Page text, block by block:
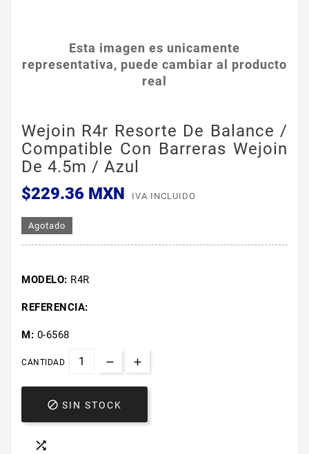
Esta imagen es unicamente
representativa, puede cambiar al producto
real
Wejoin R4r Resorte De Balance /
Compatible Con Barreras Wejoin
De 4.5m / Azul
$229.36 MXN
IVA INCLUIDO
Agotado
MODELO: R4R
REFERENCIA:
M: 0-6568
CANTIDAD
 SIN STOCK
